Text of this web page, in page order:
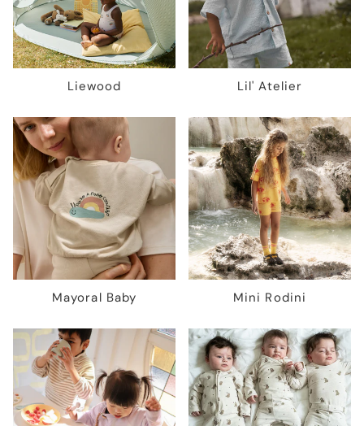
Liewood Lil' Atelier
Mayoral Baby Mini Rodini